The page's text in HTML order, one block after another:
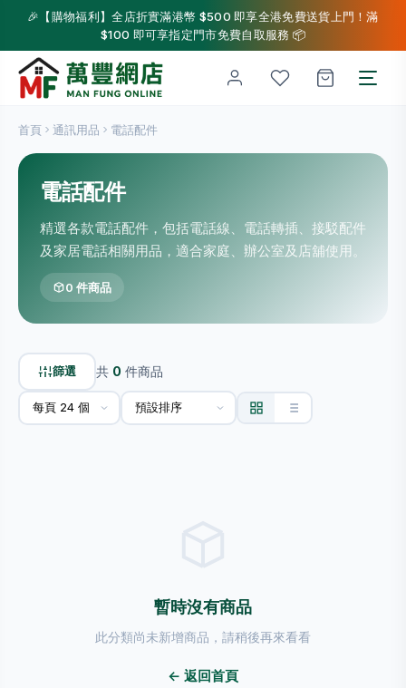
🎉【購物福利】全店折實滿港幣 $500 即享全港免費送貨上門！滿
$100 即可享指定門市免費自取服務 📦
首頁 通訊用品 電話配件
電話配件
精選各款電話配件，包括電話線、電話轉插、接駁配件
及家居電話相關用品，適合家庭、辦公室及店舖使用。
0 件商品
篩選 共 0 件商品
暫時沒有商品
此分類尚未新增商品，請稍後再來看看
← 返回首頁